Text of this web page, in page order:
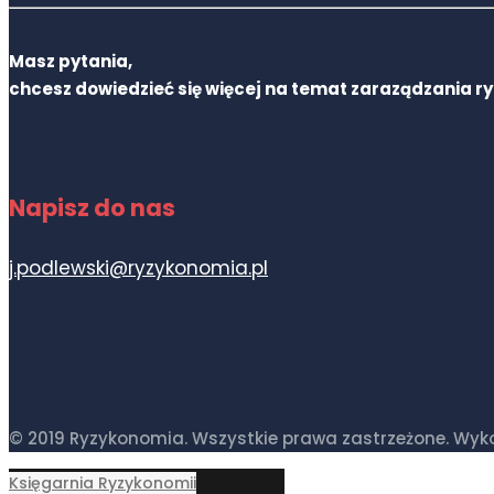
Masz pytania,
chcesz dowiedzieć się więcej na temat zaraządzania
Napisz do nas
j.podlewski@ryzykonomia.pl
© 2019 Ryzykonomia. Wszystkie prawa zastrzeżone.
Księgarnia Ryzykonomii